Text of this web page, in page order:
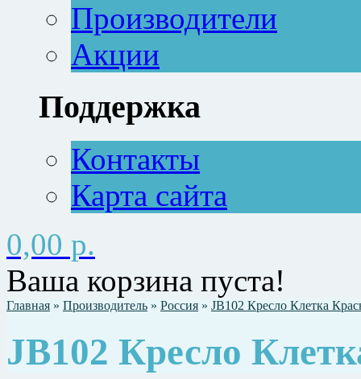
Производители
Акции
Поддержка
Контакты
Карта сайта
0,00 р.
Ваша корзина пуста!
Главная » Производитель » Россия » JB102 Кресло Клетка
JB102 Кресло